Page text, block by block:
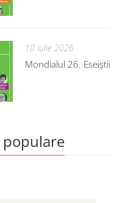
10 iulie 2026
Mondialul 26. Eseiștii
populare